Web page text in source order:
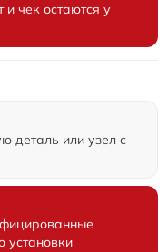
чек остаются у
деталь или узел с
установки